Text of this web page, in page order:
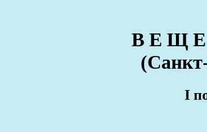
В Е Щ
I